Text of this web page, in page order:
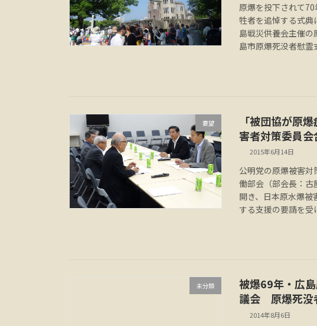
原爆を投下されて
牲者を追悼する式典
島戦災供養会主催
島市原爆死没者慰
要望
「被団協が原
害者対策委員会
2015年6月14日
公明党の原爆被害
働部会（部会長：古
開き、日本原水爆
する支援の要請を
未分類
被爆69年・広
議会 原爆死没
2014年8月6日